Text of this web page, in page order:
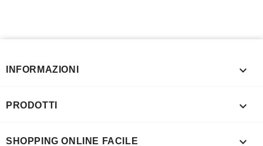
INFORMAZIONI 
PRODOTTI 
SHOPPING ONLINE FACILE 